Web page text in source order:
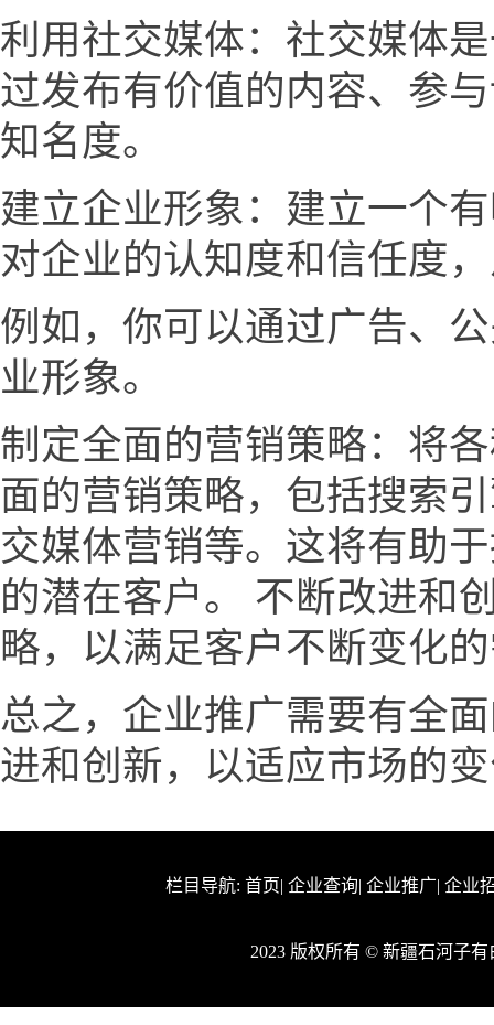
利用社交媒体：社交媒体
过发布有价值的内容、参
知名度。
建立企业形象：建立一个
对企业的认知度和信任度
例如，你可以通过广告、
业形象。
制定全面的营销策略：将
面的营销策略，包括搜索
交媒体营销等。这将有助
的潜在客户。 不断改进和
略，以满足客户不断变化
总之，企业推广需要有全
进和创新，以适应市场的
栏目导航: 首页| 企业查询| 企业推广| 企业
2023 版权所有 © 新疆石河子